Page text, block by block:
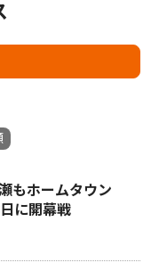
瀬もホームタウン
に開幕戦